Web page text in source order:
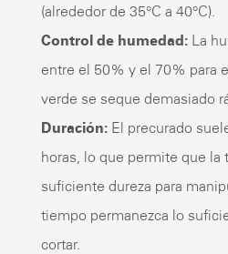
(alrededor de 35°C a 40°C).
Control de humedad: La
entre el 50% y el 70% para
verde se seque demasiado
Duración: El precurado
horas, lo que permite que la
suficiente dureza para
tiempo permanezca lo
cortar.